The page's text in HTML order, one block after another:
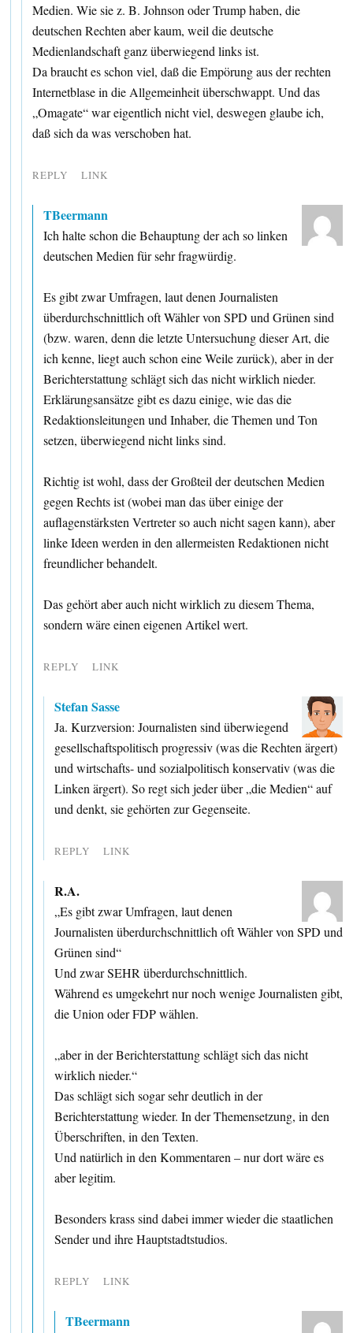
Medien. Wie sie z. B. Johnson oder Trump haben, die
deutschen Rechten aber kaum, weil die deutsche
Medienlandschaft ganz überwiegend links ist.
Da braucht es schon viel, daß die Empörung aus der rechten
Internetblase in die Allgemeinheit überschwappt. Und das
„Omagate“ war eigentlich nicht viel, deswegen glaube ich,
daß sich da was verschoben hat.
REPLY LINK
TBeermann
Ich halte schon die Behauptung der ach so linken
deutschen Medien für sehr fragwürdig.
Es gibt zwar Umfragen, laut denen Journalisten
überdurchschnittlich oft Wähler von SPD und Grünen sind
(bzw. waren, denn die letzte Untersuchung dieser Art, die
ich kenne, liegt auch schon eine Weile zurück), aber in der
Berichterstattung schlägt sich das nicht wirklich nieder.
Erklärungsansätze gibt es dazu einige, wie das die
Redaktionsleitungen und Inhaber, die Themen und Ton
setzen, überwiegend nicht links sind.
Richtig ist wohl, dass der Großteil der deutschen Medien
gegen Rechts ist (wobei man das über einige der
auflagenstärksten Vertreter so auch nicht sagen kann), aber
linke Ideen werden in den allermeisten Redaktionen nicht
freundlicher behandelt.
Das gehört aber auch nicht wirklich zu diesem Thema,
sondern wäre einen eigenen Artikel wert.
REPLY LINK
Stefan Sasse
Ja. Kurzversion: Journalisten sind überwiegend
gesellschaftspolitisch progressiv (was die Rechten ärgert)
und wirtschafts- und sozialpolitisch konservativ (was die
Linken ärgert). So regt sich jeder über „die Medien“ auf
und denkt, sie gehörten zur Gegenseite.
REPLY LINK
R.A.
„Es gibt zwar Umfragen, laut denen
Journalisten überdurchschnittlich oft Wähler von SPD und
Grünen sind“
Und zwar SEHR überdurchschnittlich.
Während es umgekehrt nur noch wenige Journalisten gibt,
die Union oder FDP wählen.
„aber in der Berichterstattung schlägt sich das nicht
wirklich nieder.“
Das schlägt sich sogar sehr deutlich in der
Berichterstattung wieder. In der Themensetzung, in den
Überschriften, in den Texten.
Und natürlich in den Kommentaren – nur dort wäre es
aber legitim.
Besonders krass sind dabei immer wieder die staatlichen
Sender und ihre Hauptstadtstudios.
REPLY LINK
TBeermann